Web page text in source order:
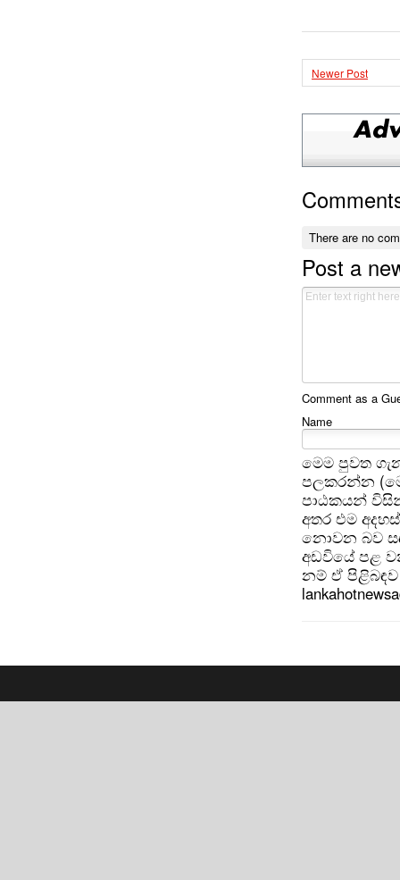
Newer Post
There are no
Post a
Comment as a
Name
මෙම පුවත
පලකරන්න
පාඨකයන්
අතර එම
නොවන බව
අඩවියේ පළ
නම් ඒ පිළිබඳව